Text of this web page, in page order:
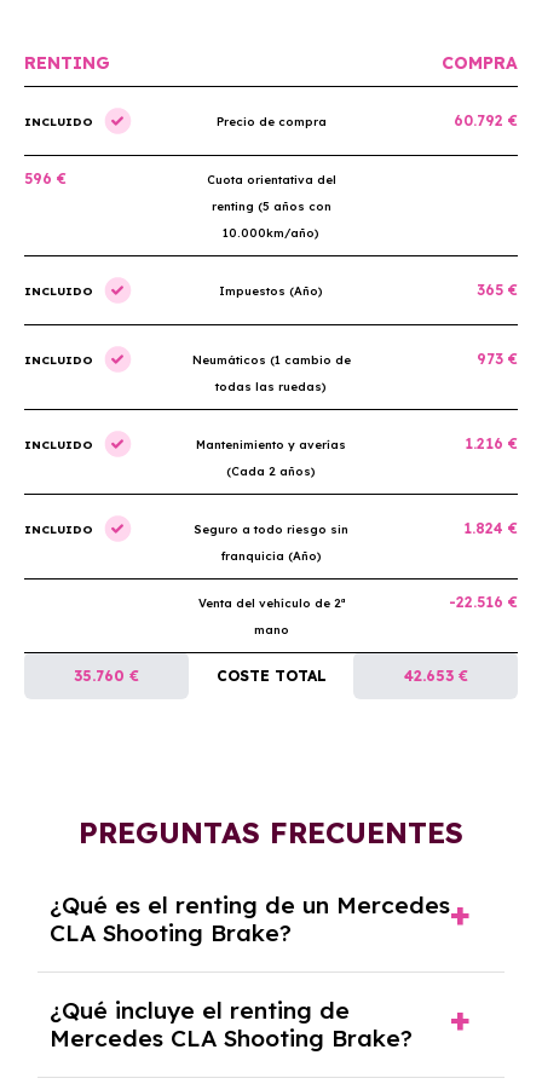
RENTING COMPRA
INCLUIDO Precio de compra 60.792 €
596 €
Cuota orientativa del
renting (5 años con
10.000km/año)
INCLUIDO Impuestos (Año) 365 €
INCLUIDO
Neumáticos (1 cambio de
todas las ruedas)
973 €
INCLUIDO
Mantenimiento y averías
(Cada 2 años)
1.216 €
INCLUIDO
Seguro a todo riesgo sin
franquicia (Año)
1.824 €
Venta del vehículo de 2ª
mano
-22.516 €
35.760 € COSTE TOTAL 42.653 €
PREGUNTAS FRECUENTES
¿Qué es el renting de un Mercedes
CLA Shooting Brake?
es un contrato de alquiler a largo plazo en el
que pagas una cuota mensual fija por el uso
del coche durante un periodo determinado,
¿Qué incluye el renting de
Mercedes CLA Shooting Brake?